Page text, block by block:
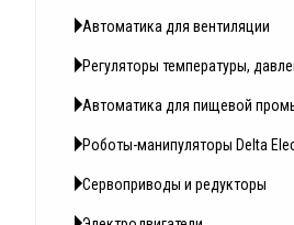
Автоматика для вентиляции
Регуляторы температуры,
Автоматика для пищевой
Роботы-манипуляторы Delta
Сервоприводы и редукторы